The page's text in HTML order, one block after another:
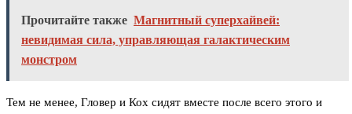
Прочитайте также Магнитный суперхайвей:
невидимая сила, управляющая галактическим
монстром
Тем не менее, Гловер и Кох сидят вместе после всего этого и